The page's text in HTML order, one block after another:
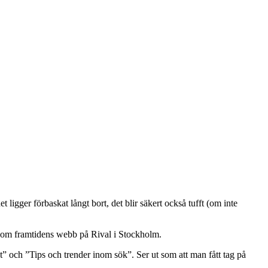
ligger förbaskat långt bort, det blir säkert också tufft (om inte
framtidens webb på Rival i Stockholm.
och ”Tips och trender inom sök”. Ser ut som att man fått tag på